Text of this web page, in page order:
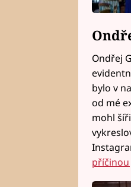
Ondřej
bylo v
od mé
mohl